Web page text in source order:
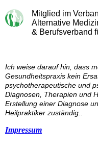
Mitglied im
Alternative
& Berufsverband
Ich weise darauf hin, dass
Gesundheitspraxis kein
psychotherapeutische und
Diagnosen, Therapien und
Erstellung einer Diagnose
Heilpraktiker zuständig..
Impressum